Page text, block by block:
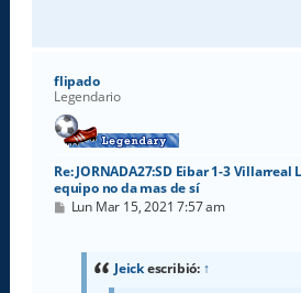
flipado
Legendario
Re: JORNADA27:SD Eibar 1-3
equipo no da mas de sí
M
Lun Mar 15, 2021 7:57 am
Jeickescribió: ↑